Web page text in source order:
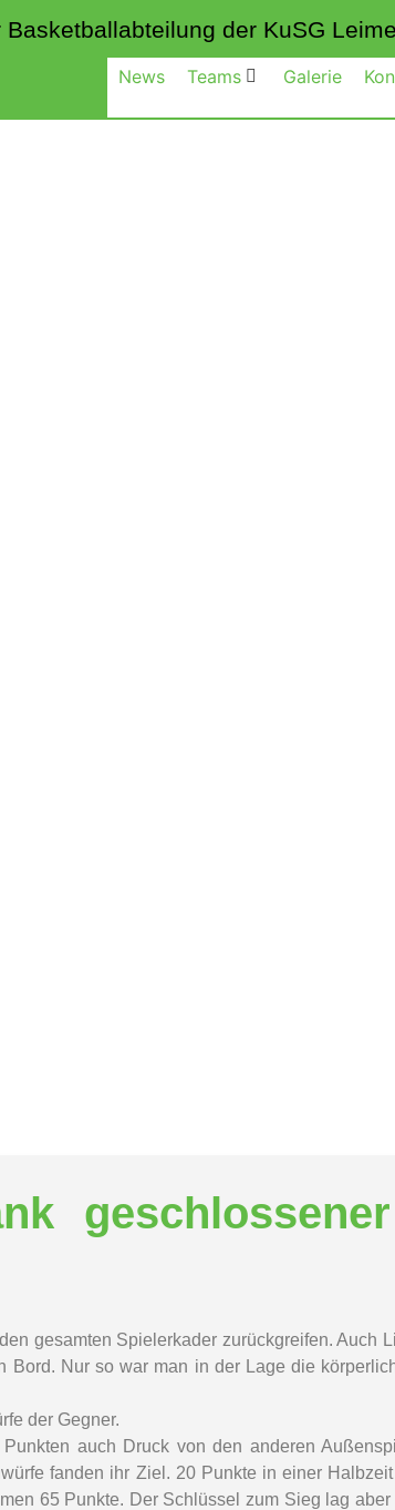
der KuSG
News Teams Galerie
gesamten Spielerkader zurückgreifen. Auch
Nur so war man in der Lage die
der Gegner.
auch Druck von den anderen
fanden ihr Ziel. 20 Punkte in einer
65 Punkte. Der Schlüssel zum Sieg lag